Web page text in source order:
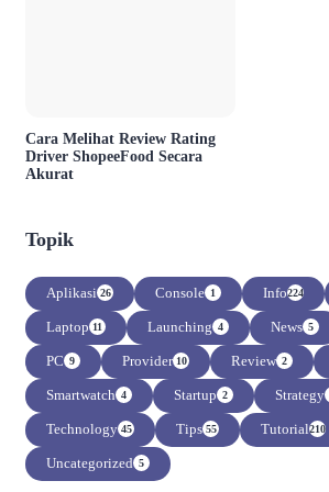
Cara Melihat Review Rating
Driver ShopeeFood Secara
Akurat
Topik
Aplikasi 26 Console 1 Info224
Laptop 11 Launching 4 News 5
PC 9 Provider 10 Review 2
Smartwatch 4 Startup 2 Strategy
Technology 45 Tips 55 Tutorial210
Uncategorized 5